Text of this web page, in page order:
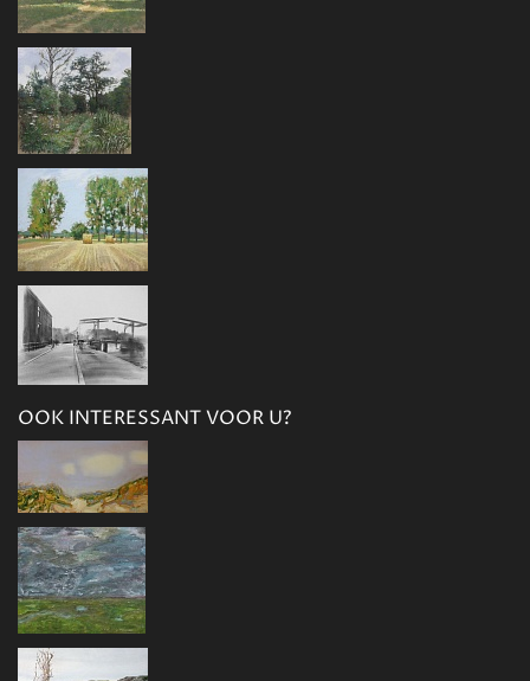
OOK INTERESSANT VOOR U?